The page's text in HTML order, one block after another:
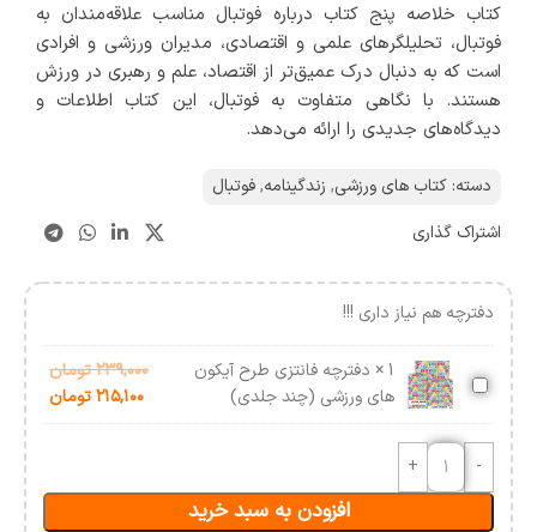
کتاب خلاصه پنج کتاب درباره فوتبال مناسب علاقه‌مندان به
فوتبال، تحلیلگرهای علمی و اقتصادی، مدیران ورزشی و افرادی
است که به دنبال درک عمیق‌تر از اقتصاد، علم و رهبری در ورزش
هستند. با نگاهی متفاوت به فوتبال، این کتاب اطلاعات و
دیدگاه‌های جدیدی را ارائه می‌دهد.
دسته: کتاب های ورزشی, زندگینامه,فوتبال
اشتراک گذاری
دفترچه هم نیاز داری !!!
دفترچه
فانتزی
طرح
آیکون
های
1
× دفترچه فانتزی طرح آیکون
های ورزشی (چند جلدی)
۲۳۹,۰۰۰تومان
۲۱۵,۱۰۰تومان
افزودن به سبد خرید